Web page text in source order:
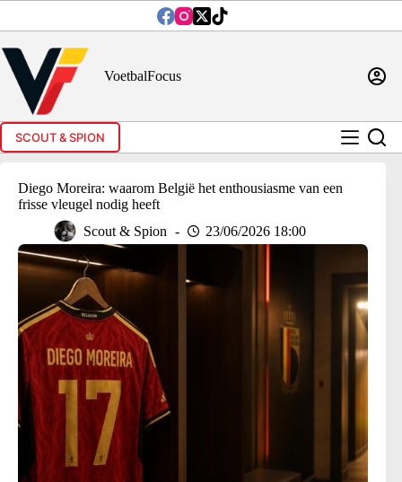
inhoud
VoetbalFocus
SCOUT & SPION
Diego Moreira: waarom België het enthousiasme van een
frisse vleugel nodig heeft
Scout & Spion
23/06/2026 18:00